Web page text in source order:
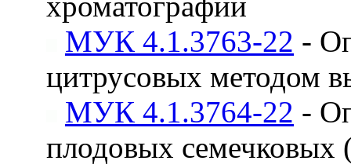
МУК 4.1.3763-22 -
цитрусовых методом
МУК 4.1.3764-22 -
плодовых семечковых